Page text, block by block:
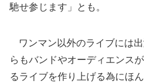
馳せ参じます」とも。
ワンマン以外のライブには
らもバンドやオーディエンス
るライブを作り上げる為にほ